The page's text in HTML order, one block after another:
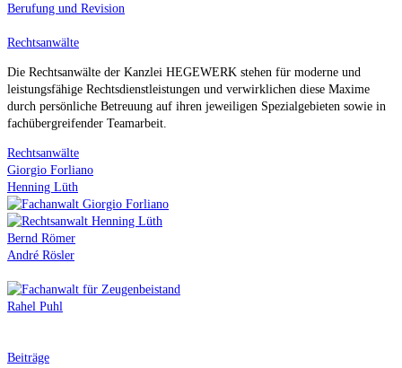
Berufung und Revision
Rechtsanwälte
Die Rechtsanwälte der Kanzlei HEGEWERK stehen für moderne und
leistungsfähige Rechtsdienstleistungen und verwirklichen diese Maxime
durch persönliche Betreuung auf ihren jeweiligen Spezialgebieten sowie in
fachübergreifender Teamarbeit.
Rechtsanwälte
Giorgio Forliano
Henning Lüth
Bernd Römer
André Rösler
Rahel Puhl
Beiträge